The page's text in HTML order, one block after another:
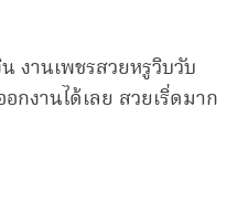
189.00.
งานเพชรสวยหรูวิบวับ
กงานได้เลย สวยเริ่ดมาก